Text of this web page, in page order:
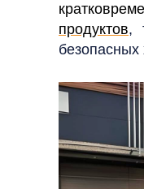
продуктов,
безопасных